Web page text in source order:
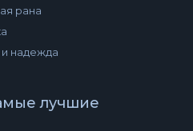
рана
надежда
лучшие